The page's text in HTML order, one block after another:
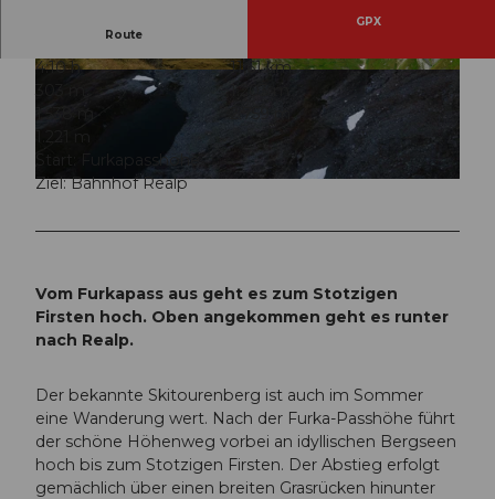
© Dani Gnos, Ferienregion Andermatt
© Andermatt-Urserntal Tourismus GmbH, Ferie
nregion Andermatt
© Andermatt-Urserntal Tourismus GmbH, Ferie
nregion Andermatt
Route
GPX
4:10 h
11,61 km
1.203 m
1.538 m
2.759 m
Start: Furkapasshöhe
Ziel: Bahnhof Realp
Vom Furkapass aus geht es zum Stotzigen
Firsten hoch. Oben angekommen geht es runter
nach Realp.
Der bekannte Skitourenberg ist auch im Sommer
eine Wanderung wert. Nach der Furka-Passhöhe führt
der schöne Höhenweg vorbei an idyllischen Bergseen
hoch bis zum Stotzigen Firsten. Der Abstieg erfolgt
gemächlich über einen breiten Grasrücken hinunter